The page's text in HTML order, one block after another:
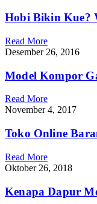
Hobi Bikin Kue?
Read More
Desember 26, 2016
Model Kompor
Read More
November 4, 2017
Toko Online
Read More
Oktober 26, 2018
Kenapa Dapur